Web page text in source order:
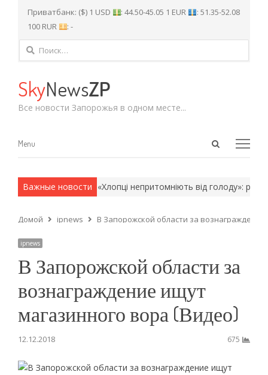
Приватбанк: ($) 1 USD : 44.50-45.05 1 EUR
: 51.35-52.08
100 RUR
: -
Найти:
SkyNewsZP
Все новости Запорожья в одном месте...
Open
Menu
Menu
Важные новости
методы. «Хлопці непритомніють від голоду»: рідні
Домой ipnews В Запорожской области за
ipnews
В Запорожской области за
вознаграждение ищут
магазинного вора (Видео)
12.12.2018 675